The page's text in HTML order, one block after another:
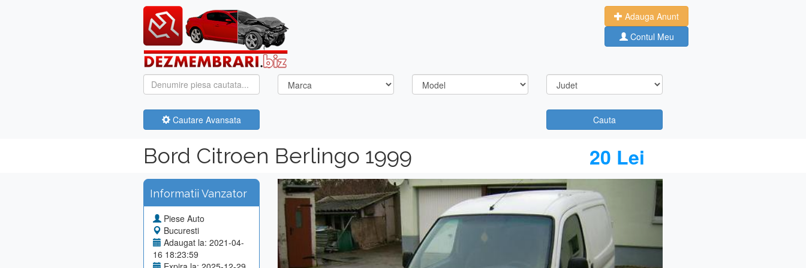
Adauga Anunt
Contul Meu
Cautare Avansata Cauta
Bord Citroen Berlingo 1999 20 Lei
Informatii Vanzator
Piese Auto
Bucuresti
Adaugat la: 2021-04-
16 18:23:59
Previous Next